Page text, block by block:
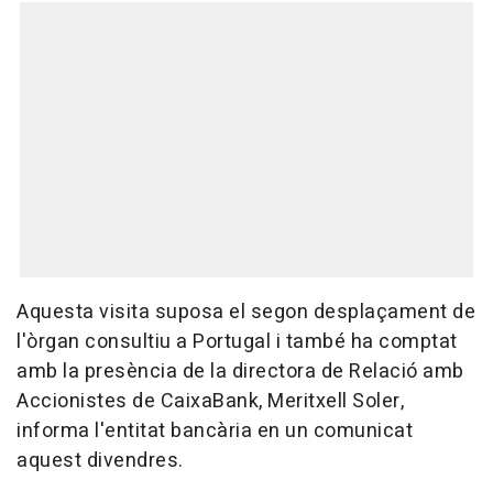
Aquesta visita suposa el segon desplaçament de
l'òrgan consultiu a Portugal i també ha comptat
amb la presència de la directora de Relació amb
Accionistes de CaixaBank, Meritxell Soler,
informa l'entitat bancària en un comunicat
aquest divendres.